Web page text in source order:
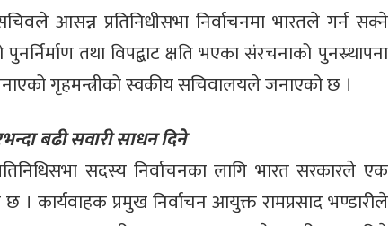
आसन्न प्रतिनिधीसभा निर्वाचनमा भारतले गर्न सक्ने
तथा विपद्बाट क्षति भएका संरचनाको पुनस्र्थापना
गृहमन्त्रीको स्वकीय सचिवालयले जनाएको छ ।
बढी सवारी साधन दिने
सदस्य निर्वाचनका लागि भारत सरकारले एक
। कार्यवाहक प्रमुख निर्वाचन आयुक्त रामप्रसाद भण्डारीले